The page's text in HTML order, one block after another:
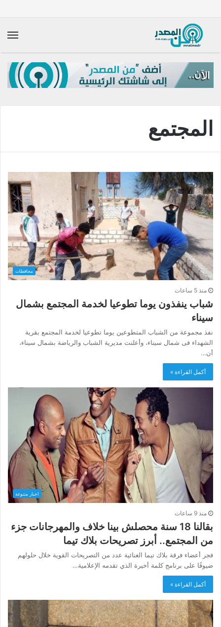
المجتمع
محافظات
منذ 5 ساعات
شباب ينفذون يوما تطوعيا لخدمة المجتمع بشمال
سيناء
نفذ مجموعة من الشباب المتطوعين يوما تطوعيا لخدمة المجتمع بقرية
الشهداء فى شمال سيناء، وأعلنت مديرية الشباب والرياضة بشمال سيناء،
أن…
أكمل القراءة »
اخبار متنوعة
منذ 9 ساعات
بقالنا 18 سنة محصلش بينا خلاف والمهرجانات جزء
من المجتمع.. أبرز تصريحات بلاك تيما
فجر أعضاء فرقة بلاك تيما الغنائية عدد من التصريحات القوية خلال حلولهم
ضيوفًا على برنامج كلمة أخيرة الذي تقدمه الإعلامية…
أكمل القراءة »